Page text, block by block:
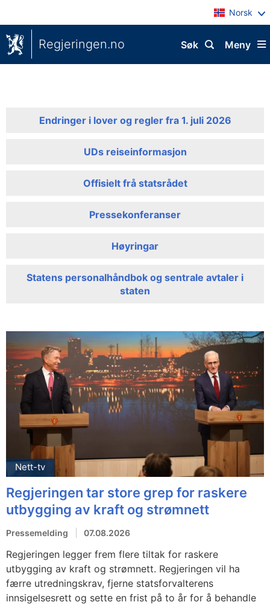
Norsk
Regjeringen.no Meny
Søk
Endringer i lover og regler fra 1. juli 2026
UDs reiseinformasjon
Offisielt frå statsrådet
Pressekonferanser
Høyringar
Statens personalhåndbok og sentrale avtaler i
staten
Nett-tv
Regjeringen tar store grep for raskere
utbygging av kraft og strømnett
Pressemelding 07.08.2026
Regjeringen legger frem flere tiltak for raskere
utbygging av kraft og strømnett. Regjeringen vil ha
færre utredningskrav, fjerne statsforvalterens
innsigelsesrett og sette en frist på to år for å behandle